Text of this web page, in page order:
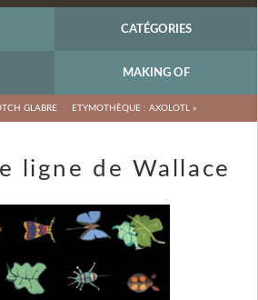
CATÉGORIES
MAKING OF
GLABRE ETYMOTHÈQUE : AXOLOTL »
ligne de Wallace